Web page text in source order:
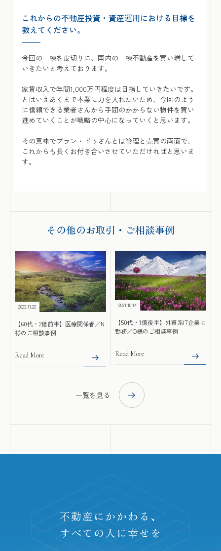
これからの不動産投資・資産運用における目標を
教えてください。
今回の一棟を皮切りに、国内の一棟不動産を買い増して
いきたいと考えております。
家賃収入で年間1,000万円程度は目指していきたいです。
とはいえあくまで本業に力を入れたいため、今回のよう
に信頼できる業者さんから手間のかからない物件を買い
進めていくことが戦略の中心になっていくと思います。
その意味でプラン・ドゥさんとは管理と売買の両面で、
これからも長くお付き合いさせていただければと思いま
す。
その他のお取引・ご相談事例
2023.11.22
【60代・2億前半】医療関係者／N
様のご相談事例
Read More
2021.10.14
【50代・1億後半】外資系IT企業に
勤務／O様のご相談事例
Read More
一覧を見る
不動産にかかわる、
すべての人に幸せを